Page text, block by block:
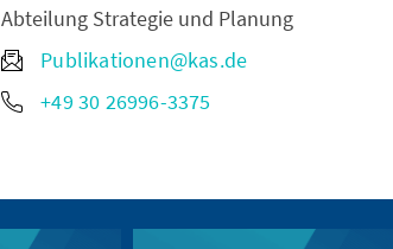
Abteilung Strategie und Planung
Publikationen@kas.de
+49 30 26996-3375